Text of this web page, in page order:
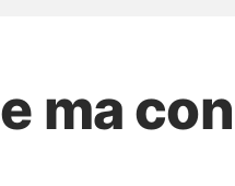
ma con